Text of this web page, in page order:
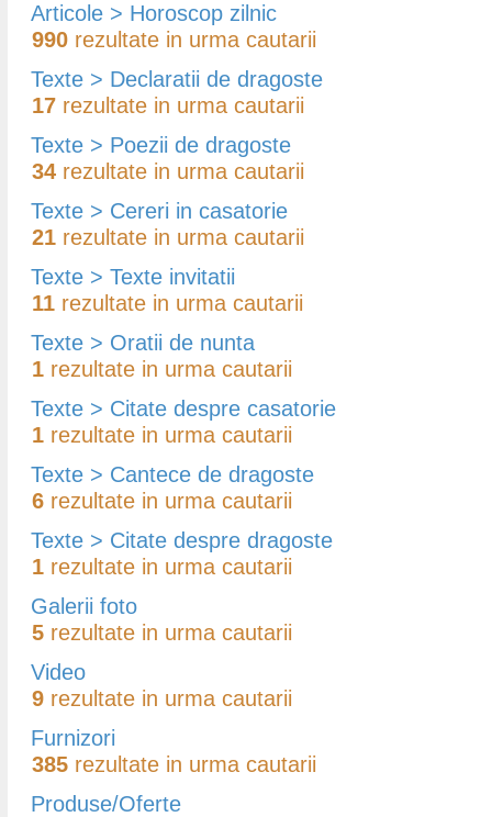
Articole > Horoscop zilnic
990 rezultate in urma cautarii
Texte > Declaratii de dragoste
17 rezultate in urma cautarii
Texte > Poezii de dragoste
34 rezultate in urma cautarii
Texte > Cereri in casatorie
21 rezultate in urma cautarii
Texte > Texte invitatii
11 rezultate in urma cautarii
Texte > Oratii de nunta
1 rezultate in urma cautarii
Texte > Citate despre casatorie
1 rezultate in urma cautarii
Texte > Cantece de dragoste
6 rezultate in urma cautarii
Texte > Citate despre dragoste
1 rezultate in urma cautarii
Galerii foto
5 rezultate in urma cautarii
Video
9 rezultate in urma cautarii
Furnizori
385 rezultate in urma cautarii
Produse/Oferte